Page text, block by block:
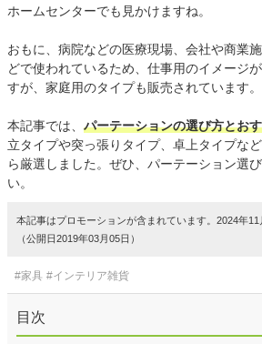
ホームセンターでも見かけますね。
おもに、病院などの医療現場、会社や商業
どで使われているため、仕事用のイメージ
すが、家庭用のタイプも販売されています。
本記事では、 パーテーションの選び方とお
立タイプや突っ張りタイプ、卓上タイプな
ら厳選しました。ぜひ、パーテーション選
い。
本記事はプロモーションが含まれています。2024年
（公開日2019年03月05日）
#家具 #インテリア雑貨
目次